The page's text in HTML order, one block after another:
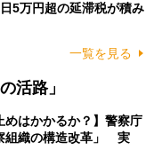
5万円超の延滞税が積み
一覧を見る
活路」
めはかかるか？】警察庁
組織の構造改革」 実